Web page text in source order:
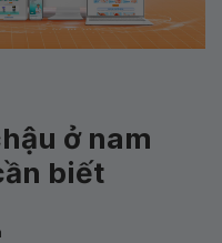
ở nam
biết